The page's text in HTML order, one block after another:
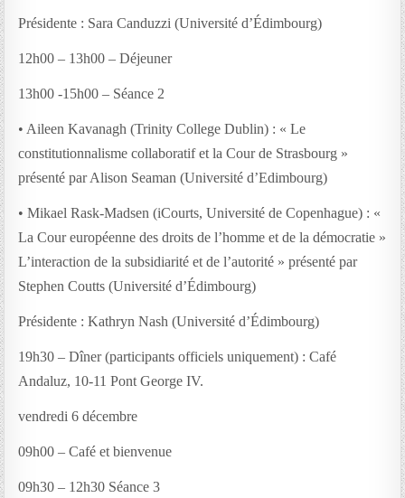
Présidente : Sara Canduzzi (Université d’Édimbourg)
12h00 – 13h00 – Déjeuner
13h00 -15h00 – Séance 2
• Aileen Kavanagh (Trinity College Dublin) : « Le
constitutionnalisme collaboratif et la Cour de Strasbourg »
présenté par Alison Seaman (Université d’Edimbourg)
• Mikael Rask-Madsen (iCourts, Université de Copenhague) : «
La Cour européenne des droits de l’homme et de la démocratie »
L’interaction de la subsidiarité et de l’autorité » présenté par
Stephen Coutts (Université d’Édimbourg)
Présidente : Kathryn Nash (Université d’Édimbourg)
19h30 – Dîner (participants officiels uniquement) : Café
Andaluz, 10-11 Pont George IV.
vendredi 6 décembre
09h00 – Café et bienvenue
09h30 – 12h30 Séance 3